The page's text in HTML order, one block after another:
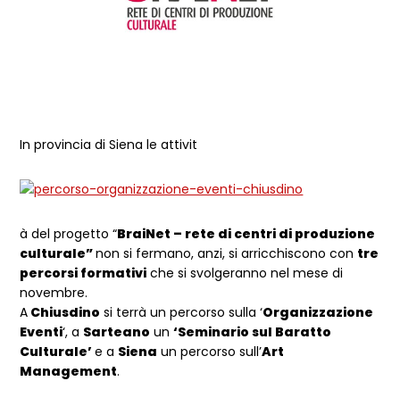
In provincia di Siena le attivit
à del progetto “BraiNet – rete di centri di produzione
culturale”non si fermano, anzi, si arricchiscono con tre
percorsi formativi che si svolgeranno nel mese di
novembre.
A Chiusdino si terrà un percorso sulla ‘Organizzazione
Eventi‘, a Sarteano un‘Seminario sul Baratto
Culturale’e a Siena un percorso sull’Art
Management.